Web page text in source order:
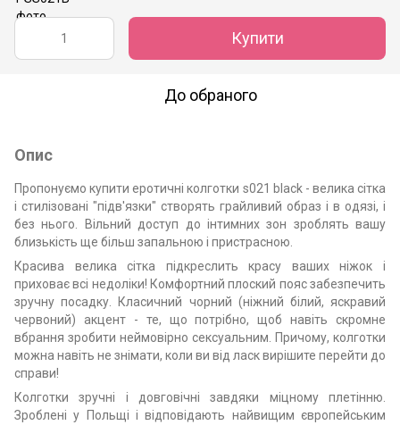
Купити
До обраного
Опис
Пропонуємо купити еротичні колготки s021 black - велика сітка
і стилізовані "підв'язки" створять грайливий образ і в одязі, і
без нього. Вільний доступ до інтимних зон зроблять вашу
близькість ще більш запальною і пристрасною.
Красива велика сітка підкреслить красу ваших ніжок і
приховає всі недоліки! Комфортний плоский пояс забезпечить
зручну посадку. Класичний чорний (ніжний білий, яскравий
червоний) акцент - те, що потрібно, щоб навіть скромне
вбрання зробити неймовірно сексуальним. Причому, колготки
можна навіть не знімати, коли ви від ласк вирішите перейти до
справи!
Колготки зручні і довговічні завдяки міцному плетінню.
Зроблені у Польщі і відповідають найвищим європейським